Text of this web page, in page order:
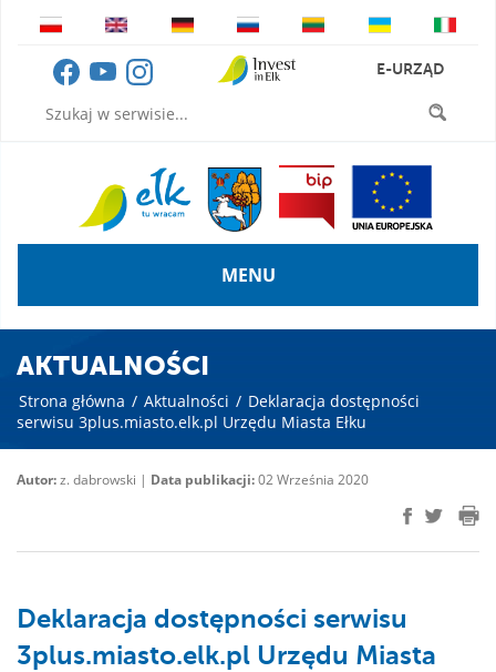
E-URZĄD
MENU
AKTUALNOŚCI
Strona główna / Aktualności / Deklaracja dostępności
serwisu 3plus.miasto.elk.pl Urzędu Miasta Ełku
Autor:z. dabrowski | Data publikacji:02 Września 2020
Deklaracja dostępności serwisu
3plus.miasto.elk.pl Urzędu Miasta